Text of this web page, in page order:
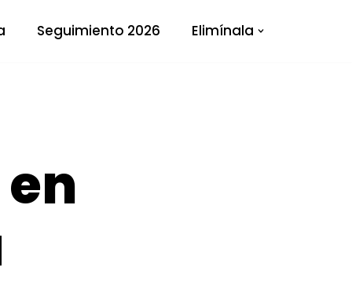
Seguimiento 2026 Elimínala